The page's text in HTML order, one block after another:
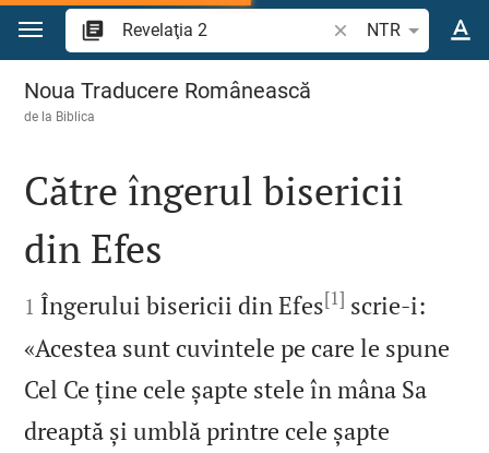
Sari la conținut
Căutați un verset
NTR
Revelaţia 2
Noua Traducere Românească
de la Biblica

Către îngerul bisericii
din Efes

1 Îngerului bisericii din Efes[1] scrie‑i:
«Acestea sunt cuvintele pe care le spune
Cel Ce ține cele șapte stele în mâna Sa
dreaptă și umblă printre cele șapte